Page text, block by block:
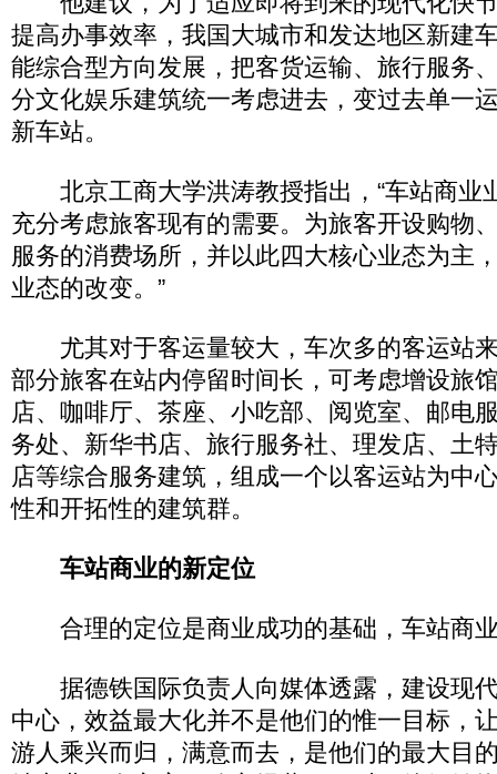
提高办事效率，我国大城市和发达地区新建
能综合型方向发展，把客货运输、旅行服务
分文化娱乐建筑统一考虑进去，变过去单一
新车站。
北京工商大学洪涛教授指出，“车站商业
充分考虑旅客现有的需要。为旅客开设购物
服务的消费场所，并以此四大核心业态为主
业态的改变。”
尤其对于客运量较大，车次多的客运站
部分旅客在站内停留时间长，可考虑增设旅
店、咖啡厅、茶座、小吃部、阅览室、邮电
务处、新华书店、旅行服务社、理发店、土
店等综合服务建筑，组成一个以客运站为中
性和开拓性的建筑群。
车站商业的新定位
合理的定位是商业成功的基础，车站商
据德铁国际负责人向媒体透露，建设现
中心，效益最大化并不是他们的惟一目标，
游人乘兴而归，满意而去，是他们的最大目